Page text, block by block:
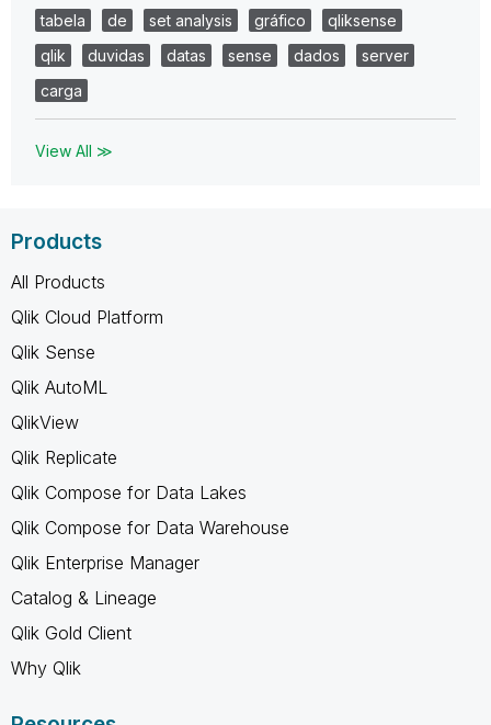
tabela
de set analysis gráfico
qliksense
qlik
duvidas datas sense dados
server
carga
View All ≫
Products
All Products
Qlik Cloud Platform
Qlik Sense
Qlik AutoML
QlikView
Qlik Replicate
Qlik Compose for Data Lakes
Qlik Compose for Data Warehouse
Qlik Enterprise Manager
Catalog & Lineage
Qlik Gold Client
Why Qlik